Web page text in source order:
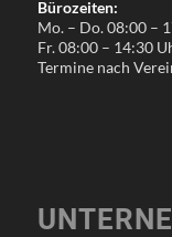
Bürozeiten:
Mo. – Do. 08:00 –
Fr. 08:00 – 14:30
Termine nach